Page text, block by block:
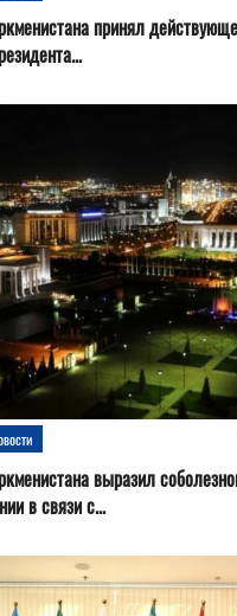
принял
выразил
в связи с...